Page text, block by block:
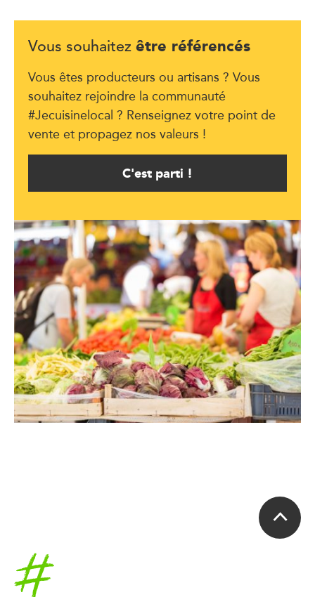
Vous souhaitez être référencés
Vous êtes producteurs ou artisans ? Vous
souhaitez rejoindre la communauté
#Jecuisinelocal ? Renseignez votre point de
vente et propagez nos valeurs !
C'est parti !
Accueil